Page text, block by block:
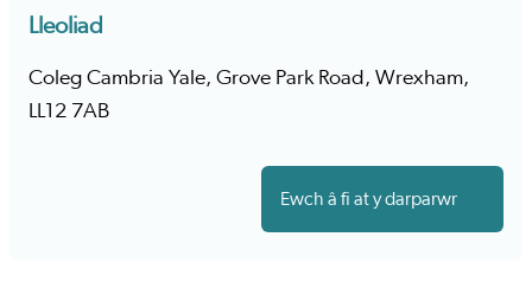
Lleoliad
Coleg Cambria Yale, Grove Park Road, Wrexham,
LL12 7AB
Ewch â fi at y darparwr